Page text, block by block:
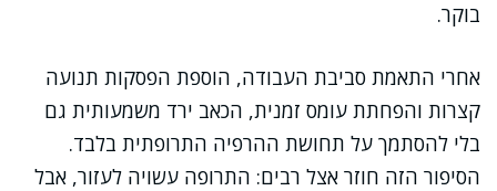
בוקר.
אחרי התאמת סביבת העבודה, הוספת הפסקות תנועה
קצרות והפחתת עומס זמנית, הכאב ירד משמעותית גם
בלי להסתמך על תחושת ההרפיה התרופתית בלבד.
הסיפור הזה חוזר אצל רבים: התרופה עשויה לעזור, אבל